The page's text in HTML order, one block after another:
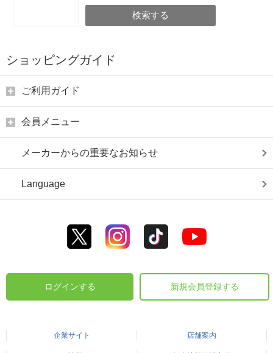
検索する
ショッピングガイド
ご利用ガイド
会員メニュー
メーカーからの重要なお知らせ
Language
ログインする 新規会員登録する
企業サイト 店舗案内